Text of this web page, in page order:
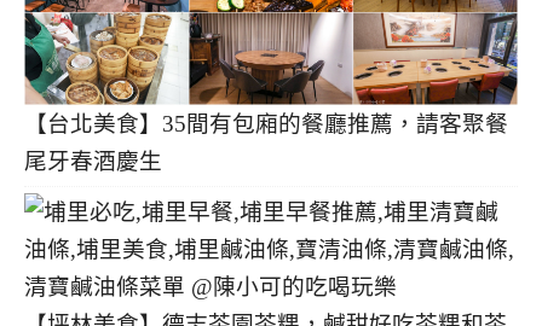
【台北美食】35間有包廂的餐廳推薦，請客聚餐
尾牙春酒慶生